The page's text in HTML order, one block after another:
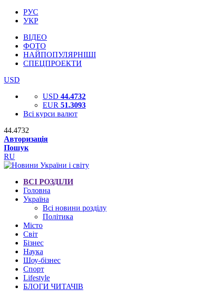
РУС
УКР
ВІДЕО
ФОТО
НАЙПОПУЛЯРНІШІ
СПЕЦПРОЕКТИ
USD
USD 44.4732
EUR 51.3093
Всі курси валют
44.4732
Авторизація
Пошук
RU
ВСІ РОЗДІЛИ
Головна
Україна
Всі новини розділу
Політика
Місто
Світ
Бізнес
Наука
Шоу-бізнес
Спорт
Lifestyle
БЛОГИ ЧИТАЧІВ